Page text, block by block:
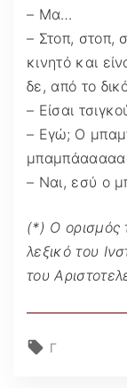
– Μα…
– Στοπ, στοπ,
κινητό και
δε, από το
– Είσαι
– Εγώ; Ο
– Ναι, εσύ ο
(*) Ο ορισμός
λεξικό του
του
Γ